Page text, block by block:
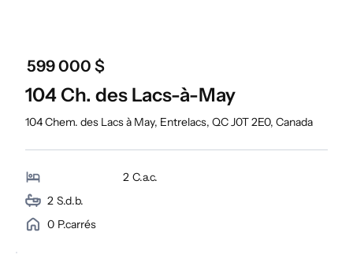
599 000 $
104 Ch. des Lacs-à-May
104 Chem. des Lacs à May, Entrelacs, QC J0T 2E0, Canada
2 C.a.c.
2 S.d.b.
0 P.carrés